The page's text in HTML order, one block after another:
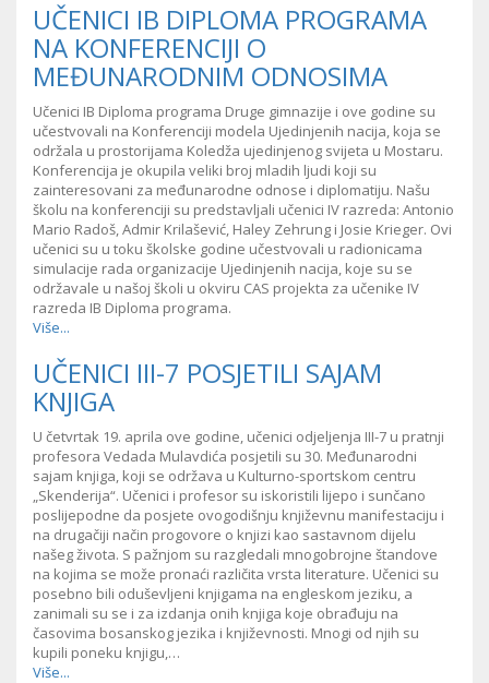
UČENICI IB DIPLOMA PROGRAMA
NA KONFERENCIJI O
MEĐUNARODNIM ODNOSIMA
Učenici IB Diploma programa Druge gimnazije i ove godine su
učestvovali na Konferenciji modela Ujedinjenih nacija, koja se
održala u prostorijama Koledža ujedinjenog svijeta u Mostaru.
Konferencija je okupila veliki broj mladih ljudi koji su
zainteresovani za međunarodne odnose i diplomatiju. Našu
školu na konferenciji su predstavljali učenici IV razreda: Antonio
Mario Radoš, Admir Krilašević, Haley Zehrung i Josie Krieger. Ovi
učenici su u toku školske godine učestvovali u radionicama
simulacije rada organizacije Ujedinjenih nacija, koje su se
održavale u našoj školi u okviru CAS projekta za učenike IV
razreda IB Diploma programa.
Više...
UČENICI III-7 POSJETILI SAJAM
KNJIGA
U četvrtak 19. aprila ove godine, učenici odjeljenja III-7 u pratnji
profesora Vedada Mulavdića posjetili su 30. Međunarodni
sajam knjiga, koji se održava u Kulturno-sportskom centru
„Skenderija“. Učenici i profesor su iskoristili lijepo i sunčano
poslijepodne da posjete ovogodišnju književnu manifestaciju i
na drugačiji način progovore o knjizi kao sastavnom dijelu
našeg života. S pažnjom su razgledali mnogobrojne štandove
na kojima se može pronaći različita vrsta literature. Učenici su
posebno bili oduševljeni knjigama na engleskom jeziku, a
zanimali su se i za izdanja onih knjiga koje obrađuju na
časovima bosanskog jezika i književnosti. Mnogi od njih su
kupili poneku knjigu,…
Više...